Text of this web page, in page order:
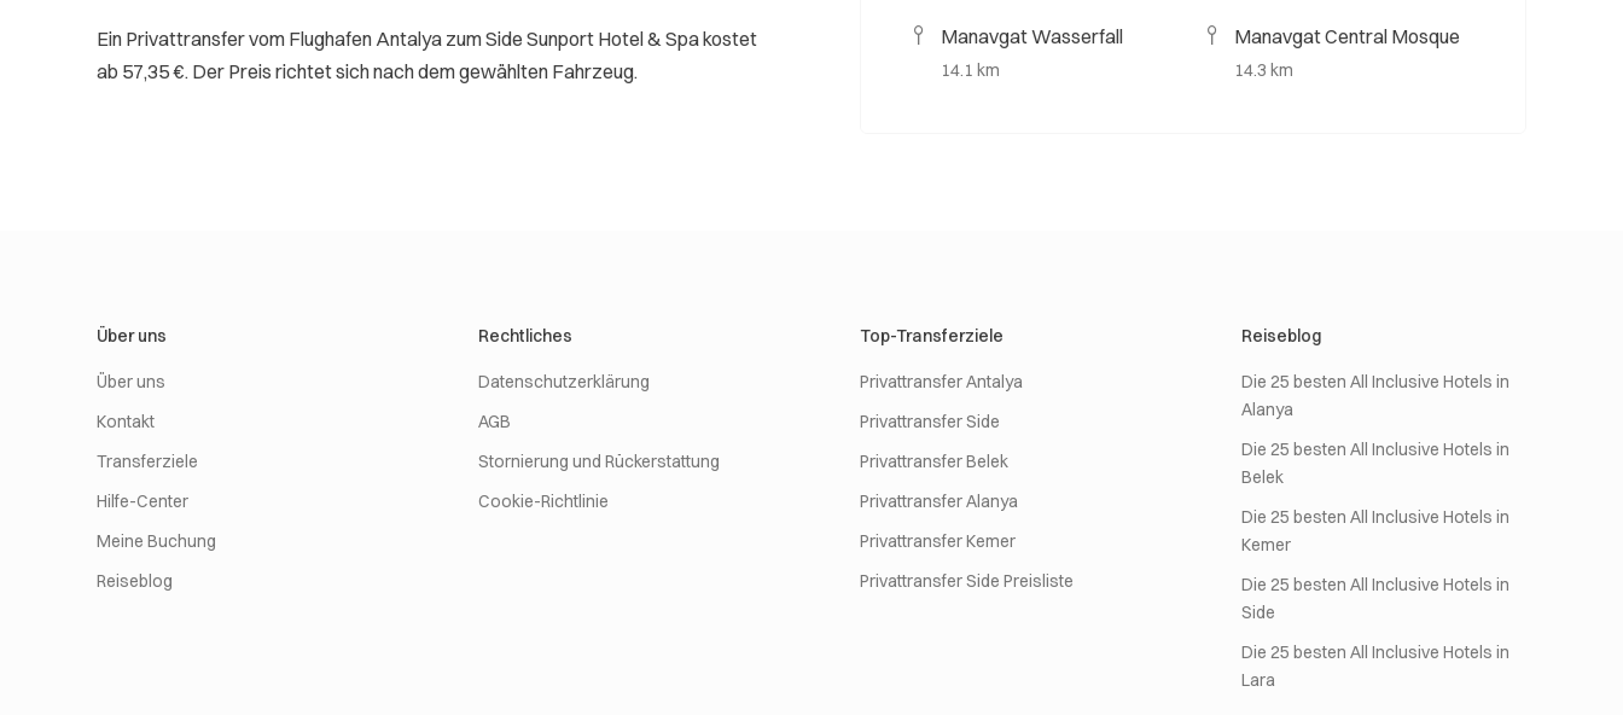
Ein Privattransfer vom Flughafen Antalya zum Side Sunport Hotel & Spa kostet
ab 57,35 €. Der Preis richtet sich nach dem gewählten Fahrzeug.
Manavgat Wasserfall
14.1 km
Manavgat Central Mosque
14.3 km
Über uns
Über uns
Kontakt
Transferziele
Hilfe-Center
Meine Buchung
Reiseblog
Rechtliches
Datenschutzerklärung
AGB
Stornierung und Rückerstattung
Cookie-Richtlinie
Top-Transferziele
Privattransfer Antalya
Privattransfer Side
Privattransfer Belek
Privattransfer Alanya
Privattransfer Kemer
Privattransfer Side Preisliste
Reiseblog
Die 25 besten All Inclusive Hotels in
Alanya
Die 25 besten All Inclusive Hotels in
Belek
Die 25 besten All Inclusive Hotels in
Kemer
Die 25 besten All Inclusive Hotels in
Side
Die 25 besten All Inclusive Hotels in
Lara